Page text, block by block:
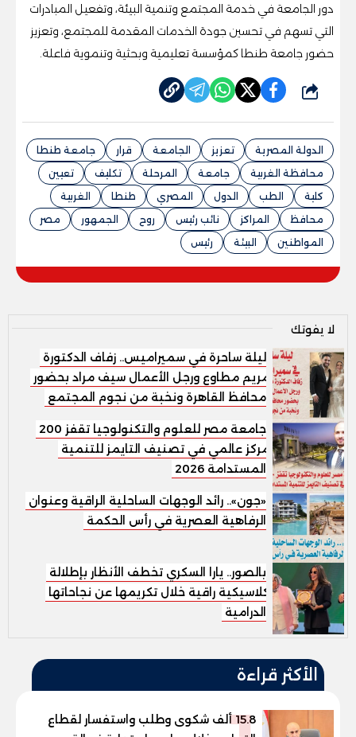
دور الجامعة في خدمة المجتمع وتنمية البيئة، وتفعيل المبادرات
التي تسهم في تحسين جودة الخدمات المقدمة للمجتمع، وتعزيز
حضور جامعة طنطا كمؤسسة تعليمية وبحثية وتنموية فاعلة.
شارك
الدولة المصرية تعزيز الجامعة قرار
جامعة طنطا
محافظة الغربية
جامعة المرحلة تكليف
تعيين
كلية
الطب الدول المصري طنطا
الغربية
محافظ
المراكز نائب رئيس روح الجمهور
مصر
المواطنين
البيئة رئيس
لا يفوتك
ليلة ساحرة في سميراميس.. زفاف الدكتورة
مريم مطاوع ورجل الأعمال سيف مراد بحضور
محافظ القاهرة ونخبة من نجوم المجتمع
جامعة مصر للعلوم والتكنولوجيا تقفز 200
مركز عالمي في تصنيف التايمز للتنمية
المستدامة 2026
«جون».. رائد الوجهات الساحلية الراقية وعنوان
الرفاهية العصرية في رأس الحكمة
بالصور.. يارا السكري تخطف الأنظار بإطلالة
كلاسيكية راقية خلال تكريمها عن نجاحاتها
الدرامية
الأكثر قراءة
15.8 ألف شكوى وطلب واستفسار لقطاع